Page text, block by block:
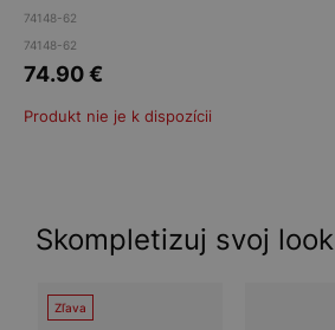
74148-62
74148-62
74.90€
Produkt nie je k dispozícii
Skompletizuj svoj look
Zľava